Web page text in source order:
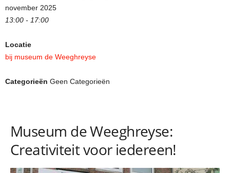
november 2025
13:00 - 17:00
Locatie
bij museum de Weeghreyse
Categorieën Geen Categorieën
Museum de Weeghreyse:
Creativiteit voor iedereen!